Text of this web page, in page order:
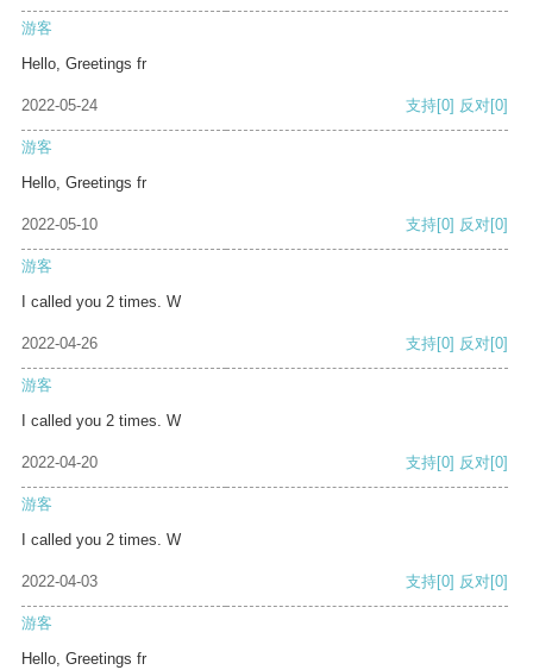
游客
Hello, Greetings fr
2022-05-24 支持[0] 反对[0]
游客
Hello, Greetings fr
2022-05-10 支持[0] 反对[0]
游客
I called you 2 times. W
2022-04-26 支持[0] 反对[0]
游客
I called you 2 times. W
2022-04-20 支持[0] 反对[0]
游客
I called you 2 times. W
2022-04-03 支持[0] 反对[0]
游客
Hello, Greetings fr